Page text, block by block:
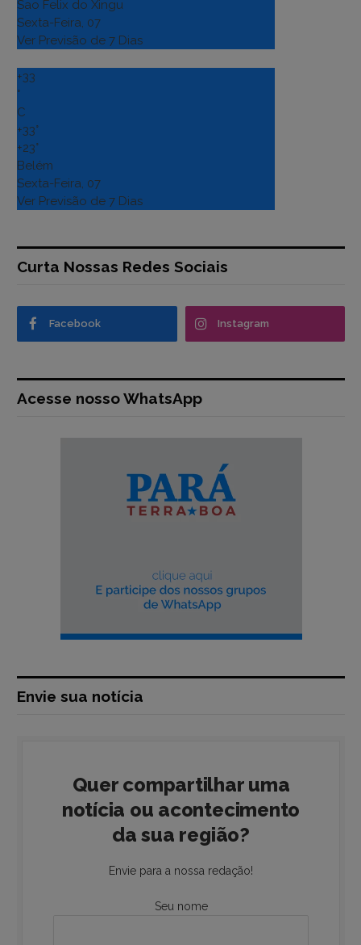
Sao Felix do Xingu
Sexta-Feira, 07
Ver Previsão de 7 Dias
+33
°
C
+33°
+23°
Belém
Sexta-Feira, 07
Ver Previsão de 7 Dias
Curta Nossas Redes Sociais
Facebook Instagram
Acesse nosso WhatsApp
Envie sua notícia
Quer compartilhar uma
notícia ou acontecimento
da sua região?
Envie para a nossa redação!
Seu nome